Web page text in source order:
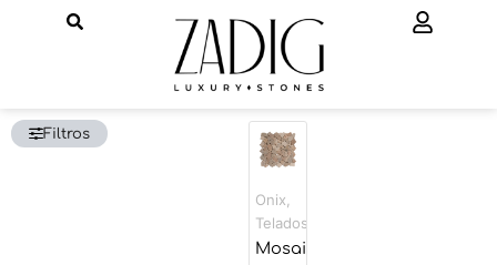
Filtros
Onix
Telados
Mosaico